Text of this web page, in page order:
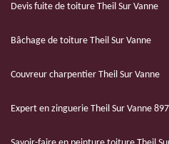
Devis fuite de toiture Theil Sur Vanne
Bâchage de toiture Theil Sur Vanne
Couvreur charpentier Theil Sur Vanne
Expert en zinguerie Theil Sur Vanne